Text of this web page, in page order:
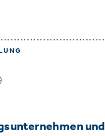
und